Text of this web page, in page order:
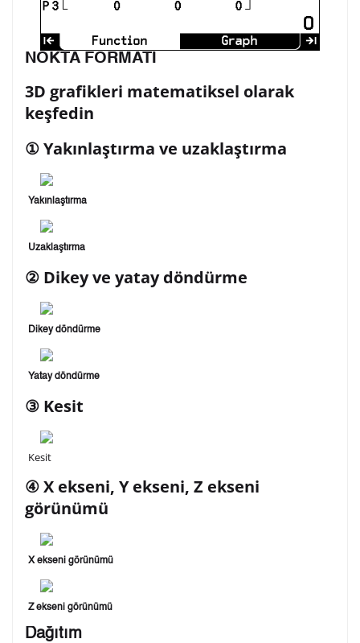
NOKTA FORMATI
3D grafikleri matematiksel olarak
keşfedin
① Yakınlaştırma ve uzaklaştırma
Yakınlaştırma
Uzaklaştırma
② Dikey ve yatay döndürme
Dikey döndürme
Yatay döndürme
③ Kesit
Kesit
④ X ekseni, Y ekseni, Z ekseni
görünümü
X ekseni görünümü
Z ekseni görünümü
Dağıtım